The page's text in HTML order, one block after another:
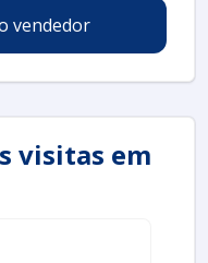
vendedor
visitas em